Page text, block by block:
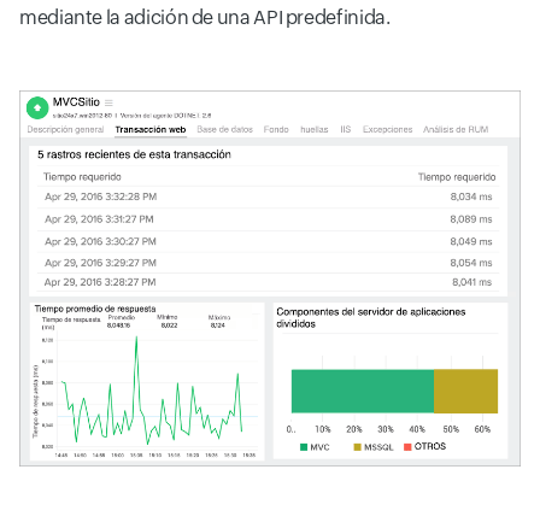
mediante la adición de una API predefinida.